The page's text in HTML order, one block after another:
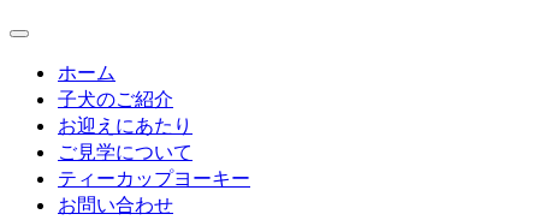
ホーム
子犬のご紹介
お迎えにあたり
ご見学について
ティーカップヨーキー
お問い合わせ